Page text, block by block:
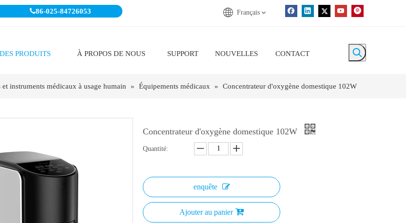
86-025-84726053 Français
DES PRODUITS À PROPOS DE NOUS SUPPORT NOUVELLES CONTACT
et instruments médicaux à usage humain » Équipements médicaux » Concentrateur d'oxygène domestique 102W
Concentrateur d'oxygène domestique 102W
Quantité:
enquête
Ajouter au panier